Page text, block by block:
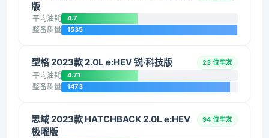
版
平均油耗 4.7
整备质量 1535
型格 2023款 2.0L e:HEV 锐·科技版 23 位车友
平均油耗 4.71
整备质量 1473
思域 2023款 HATCHBACK 2.0L e:HEV
极曜版
94 位车友